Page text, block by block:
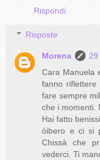
Rispondi
Risposte
Morena
Cara Manuela
fanno
fare sempre
che i momenti.
Hai fatto
òibero e ci si
Chissà che
vederci. Ti